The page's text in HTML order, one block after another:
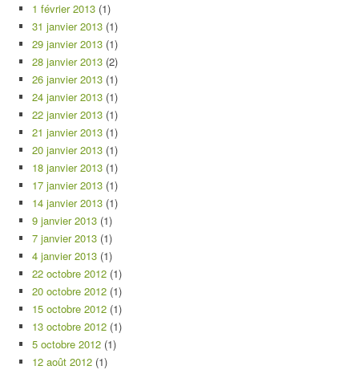
1 février 2013 (1)
31 janvier 2013 (1)
29 janvier 2013 (1)
28 janvier 2013 (2)
26 janvier 2013 (1)
24 janvier 2013 (1)
22 janvier 2013 (1)
21 janvier 2013 (1)
20 janvier 2013 (1)
18 janvier 2013 (1)
17 janvier 2013 (1)
14 janvier 2013 (1)
9 janvier 2013 (1)
7 janvier 2013 (1)
4 janvier 2013 (1)
22 octobre 2012 (1)
20 octobre 2012 (1)
15 octobre 2012 (1)
13 octobre 2012 (1)
5 octobre 2012 (1)
12 août 2012 (1)